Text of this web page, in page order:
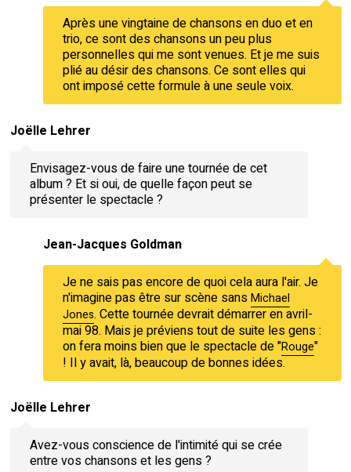
Après une vingtaine de chansons en duo et en
trio, ce sont des chansons un peu plus
personnelles qui me sont venues. Et je me suis
plié au désir des chansons. Ce sont elles qui
ont imposé cette formule à une seule voix.
Joëlle Lehrer
Envisagez-vous de faire une tournée de cet
album ? Et si oui, de quelle façon peut se
présenter le spectacle ?
Jean-Jacques Goldman
Je ne sais pas encore de quoi cela aura l'air. Je
n'imagine pas être sur scène sansMichael
Jones. Cette tournée devrait démarrer en avril-
mai 98. Mais je préviens tout de suite les gens :
on fera moins bien que le spectacle de "Rouge"
! Il y avait, là, beaucoup de bonnes idées.
Joëlle Lehrer
Avez-vous conscience de l'intimité qui se crée
entre vos chansons et les gens ?